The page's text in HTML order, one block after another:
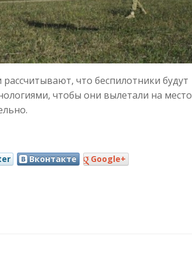
что беспилотники будут
чтобы они вылетали на место
Вконтакте Google+